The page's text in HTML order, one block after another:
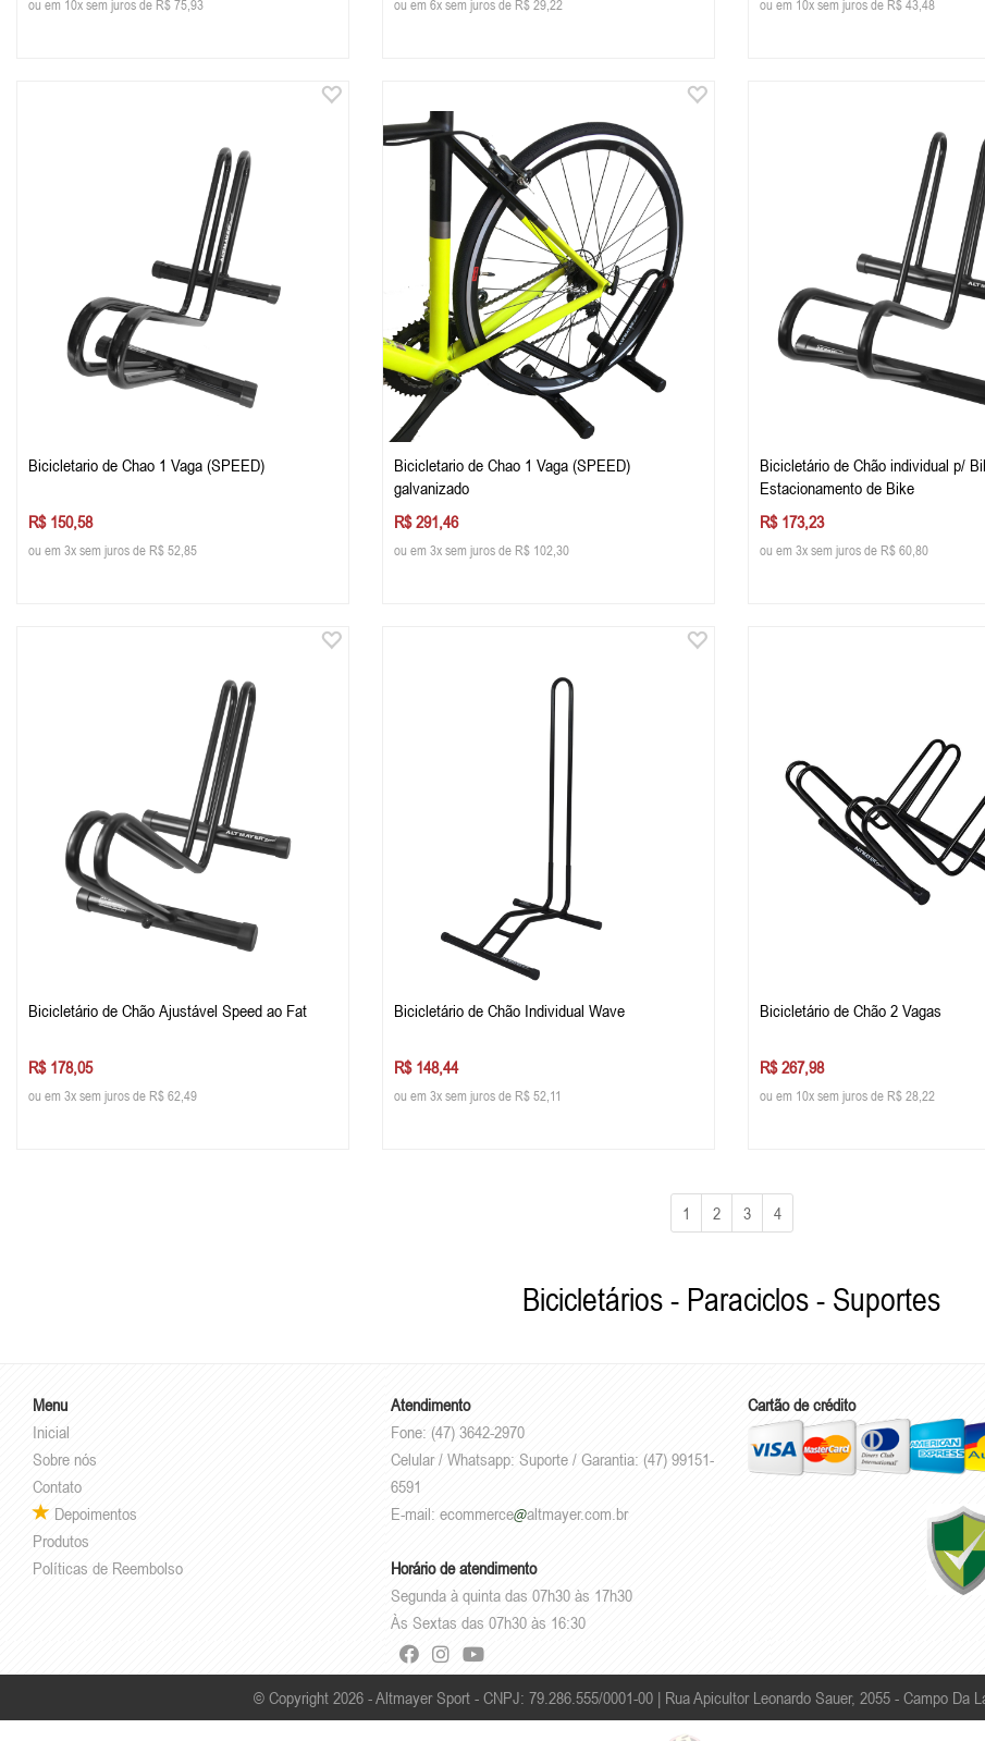
ou em 10x sem juros de R$ 75,93 ou em 6x sem juros de R$ 29,22 ou em 10x sem juros de R$ 43,48
Bicicletario de Chao 1 Vaga (SPEED)
R$ 150,58
ou em 3x sem juros de R$ 52,85
Bicicletario de Chao 1 Vaga (SPEED)
galvanizado
R$ 291,46
ou em 3x sem juros de R$ 102,30
Bicicletário de Chão individual p/
Estacionamento de Bike
R$ 173,23
ou em 3x sem juros de R$ 60,80
Bicicletário de Chão Ajustável Speed ao Fat
R$ 178,05
ou em 3x sem juros de R$ 62,49
Bicicletário de Chão Individual Wave
R$ 148,44
ou em 3x sem juros de R$ 52,11
Bicicletário de Chão 2 Vagas
R$ 267,98
ou em 10x sem juros de R$ 28,22
1 2 3 4
Bicicletários - Paraciclos - Suportes
Menu
Inicial
Sobre nós
Contato
Depoimentos
Produtos
Políticas de Reembolso
Atendimento
Fone: (47) 3642-2970
Celular / Whatsapp: Suporte / Garantia: (47) 99151-
6591
E-mail: ecommerce altmayer.com.br
Horário de atendimento
Segunda à quinta das 07h30 às 17h30
Às Sextas das 07h30 às 16:30
Cartão de crédito
© Copyright 2026 - Altmayer Sport - CNPJ: 79.286.555/0001-00 | Rua Apicultor Leonardo Sauer, 2055 - Campo Da